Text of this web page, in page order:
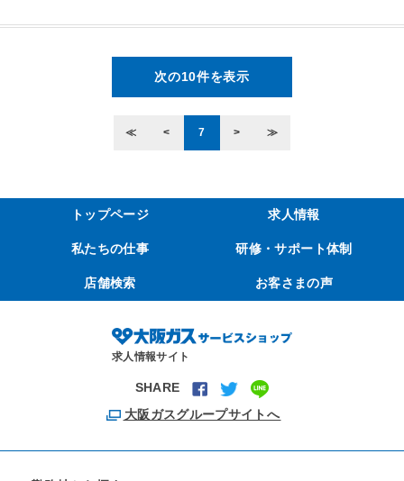
次の10件を表示
≪ < 7 > ≫
トップページ 求人情報
私たちの仕事 研修・サポート体制
店舗検索 お客さまの声
求人情報サイト
SHARE
大阪ガスグループサイトへ